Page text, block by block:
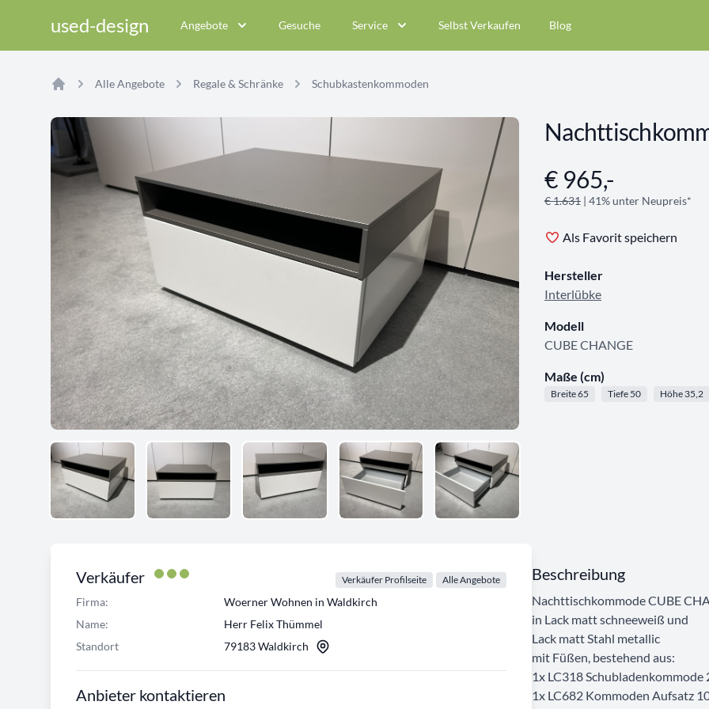
used-design Angebote Gesuche Service Selbst Verkaufen Blog
Alle Angebote Regale & Schränke Schubkastenkommoden
Angebotsinformationen
€ 965,-
€ 1.631 | 41% unter Neupreis*
Als Favorit speichern
Hersteller
Interlübke
Modell
CUBE CHANGE
Maße (cm)
Breite 65 Tiefe 50 Höhe 35,2
Verkäufer Verkäufer Profilseite Alle Angebote
Firma:
Woerner Wohnen in Waldkirch
Name:
Herr Felix Thümmel
Standort
79183 Waldkirch
Anbieter kontaktieren
Beschreibung
Nachttischkommode CUBE
in Lack matt schneeweiß und
Lack matt Stahl metallic
mit Füßen, bestehend aus:
1x LC318 Schubladenkommode
1x LC682 Kommoden Aufsatz